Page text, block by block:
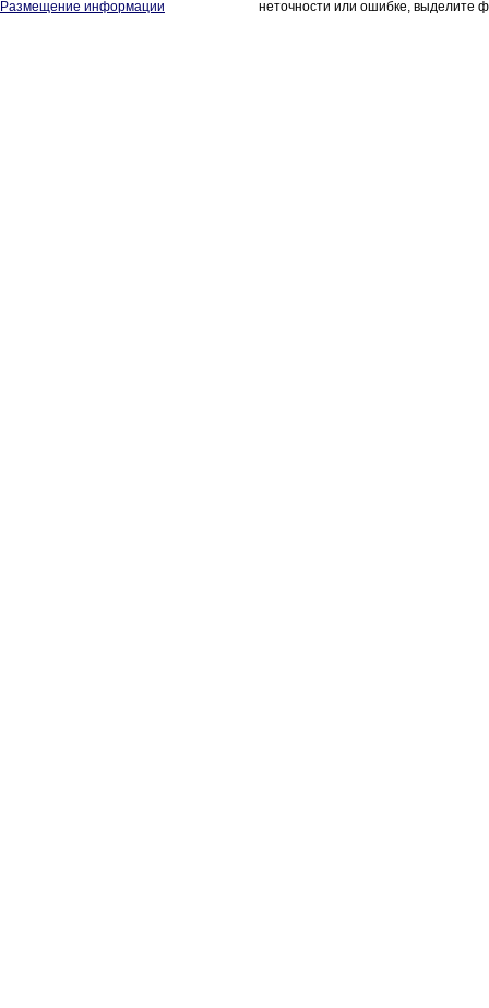
Размещение информации неточности или ошибке, выделите